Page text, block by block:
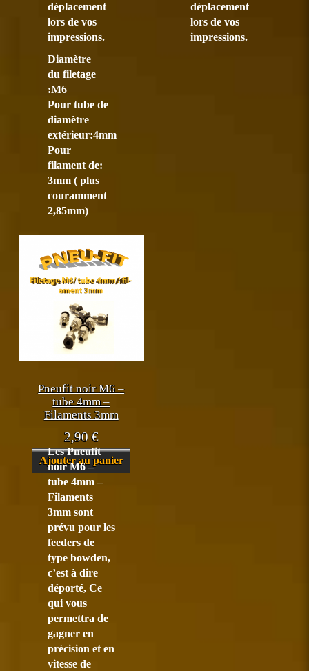
déplacement
lors de vos
impressions.
Diamètre
du filetage
:M6
Pour tube de
diamètre
extérieur:4mm
Pour
filament de:
3mm ( plus
couramment
2,85mm)
déplacement
lors de vos
impressions.
Pneufit noir M6 –
tube 4mm –
Filaments 3mm
2,90€
Ajouter au panier
Les Pneufit
noir M6 –
tube 4mm –
Filaments
3mm sont
prévu pour les
feeders de
type bowden,
c’est à dire
déporté, Ce
qui vous
permettra de
gagner en
précision et en
vitesse de